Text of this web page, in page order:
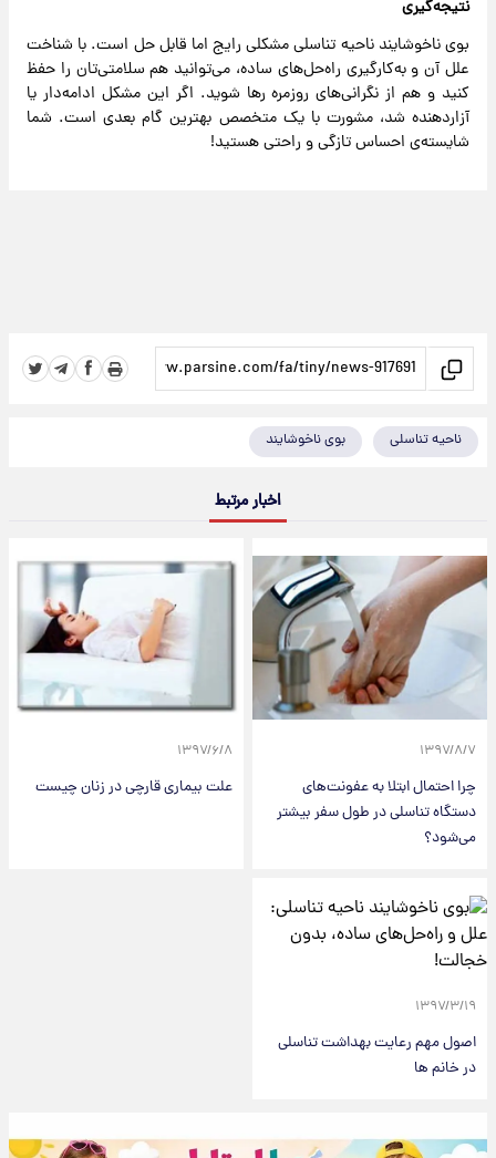
نتیجه‌گیری
بوی ناخوشایند ناحیه تناسلی مشکلی رایج اما قابل حل است. با شناخت
علل آن و به‌کارگیری راه‌حل‌های ساده، می‌توانید هم سلامتی‌تان را حفظ
کنید و هم از نگرانی‌های روزمره رها شوید. اگر این مشکل ادامه‌دار یا
آزاردهنده شد، مشورت با یک متخصص بهترین گام بعدی است. شما
شایسته‌ی احساس تازگی و راحتی هستید!
ناحیه تناسلی بوی ناخوشایند
اخبار مرتبط
۱۳۹۷/۸/۷
چرا احتمال ابتلا به عفونت‌های
دستگاه تناسلی در طول سفر بیشتر
می‌شود؟
۱۳۹۷/۶/۸
علت بیماری قارچی در زنان چیست
۱۳۹۷/۳/۱۹
اصول مهم رعایت بهداشت تناسلی
در خانم ها